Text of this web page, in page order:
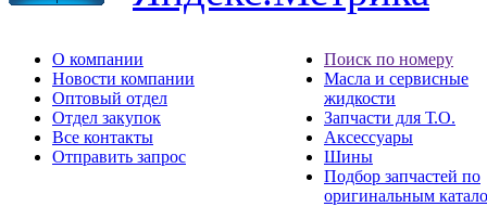
О компании
Новости компании
Оптовый отдел
Отдел закупок
Все контакты
Отправить запрос
Поиск по номеру
Масла и сервисные
жидкости
Запчасти для Т.О.
Аксессуары
Шины
Подбор запчастей по
оригинальным